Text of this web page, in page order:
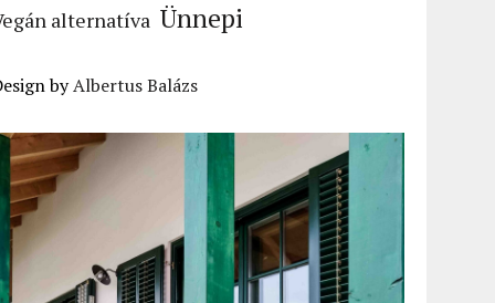
alternatíva Ünnepi
byAlbertus Balázs